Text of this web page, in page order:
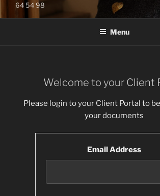
64 54 98
Menu
Welcome to your Client
Please login to your Client Portal to
your documents
Email Address